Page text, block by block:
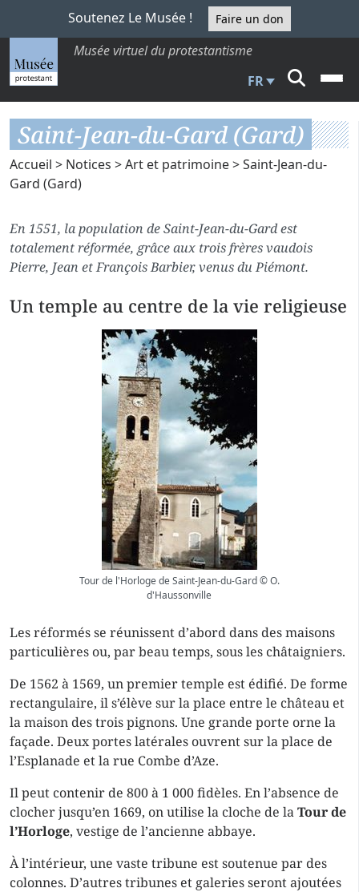
Soutenez Le Musée ! Faire un don
Musée virtuel du protestantisme
FR
Saint-Jean-du-Gard (Gard)
Accueil > Notices >Art et patrimoine> Saint-Jean-du-
Gard (Gard)
En 1551, la population de Saint-Jean-du-Gard est
totalement réformée, grâce aux trois frères vaudois
Pierre, Jean et François Barbier, venus du Piémont.
Un temple au centre de la vie religieuse
Tour de l'Horloge de Saint-Jean-du-Gard © O.
d'Haussonville
Les réformés se réunissent d’abord dans des maisons
particulières ou, par beau temps, sous les châtaigniers.
De 1562 à 1569, un premier temple est édifié. De forme
rectangulaire, il s’élève sur la place entre le château et
la maison des trois pignons. Une grande porte orne la
façade. Deux portes latérales ouvrent sur la place de
l’Esplanade et la rue Combe d’Aze.
Il peut contenir de 800 à 1 000 fidèles. En l’absence de
clocher jusqu’en 1669, on utilise la cloche de laTour de
l’Horloge, vestige de l’ancienne abbaye.
À l’intérieur, une vaste tribune est soutenue par des
colonnes. D’autres tribunes et galeries seront ajoutées